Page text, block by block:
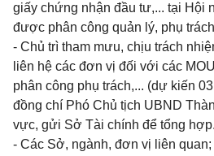
giấy chứng nhận đầu tư,... tại Hội
được phân công quản lý, phụ
- Chủ trì tham mưu, chịu trách
liên hệ các đơn vị đối với các
phân công phụ trách,... (dự kiến
đồng chí Phó Chủ tịch UBND
vực, gửi Sở Tài chính để tổng hợp.
- Các Sở, ngành, đơn vị liên